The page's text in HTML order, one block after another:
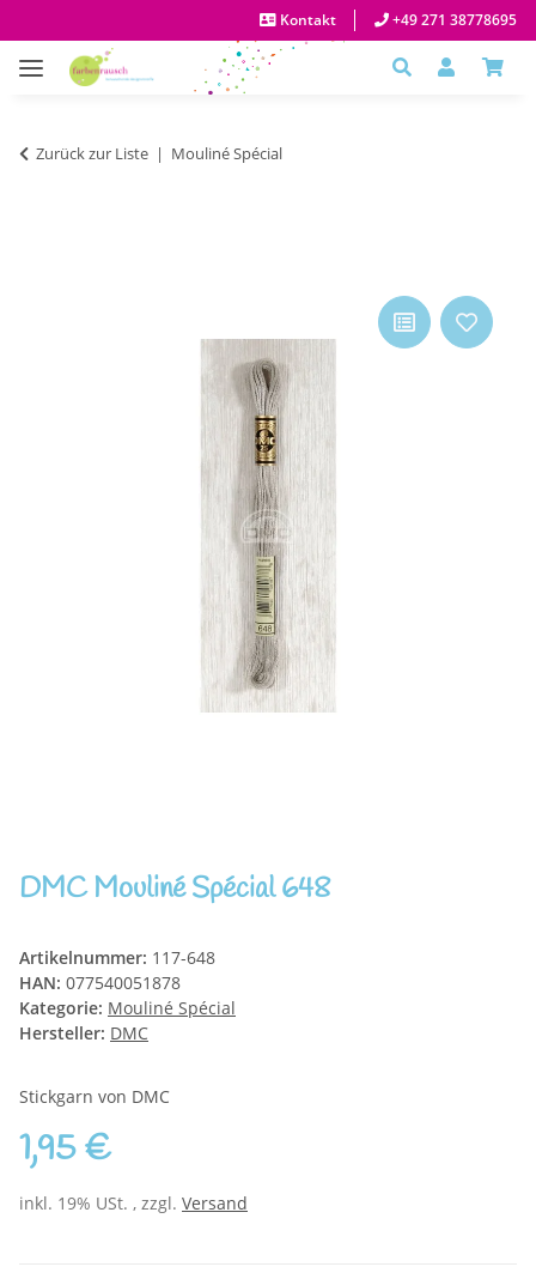
Kontakt +49 271 38778695
Zurück zur Liste Mouliné Spécial
DMC Mouliné Spécial 648
Artikelnummer: 117-648
HAN: 077540051878
Kategorie: Mouliné Spécial
Hersteller: DMC
Stickgarn von DMC
1,95 €
inkl. 19% USt. , zzgl. Versand